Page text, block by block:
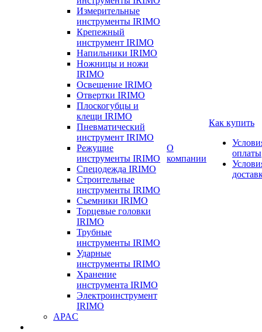
Измерительные
инструменты IRIMO
Крепежный
инструмент IRIMO
Напильники IRIMO
Ножницы и ножи
IRIMO
Освещение IRIMO
Отвертки IRIMO
Плоскогубцы и
клещи IRIMO
Пневматический
инструмент IRIMO
Режущие
инструменты IRIMO
Спецодежда IRIMO
Строительные
инструменты IRIMO
Съемники IRIMO
Торцевые головки
IRIMO
Трубные
инструменты IRIMO
Ударные
инструменты IRIMO
Хранение
инструмента IRIMO
Электроинструмент
IRIMO
APAC
О
компании
Как купить
оплаты